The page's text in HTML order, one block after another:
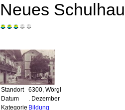
Neues
Standort
6300, Wörgl
Datum
. Dezember
Kategorie Bildung